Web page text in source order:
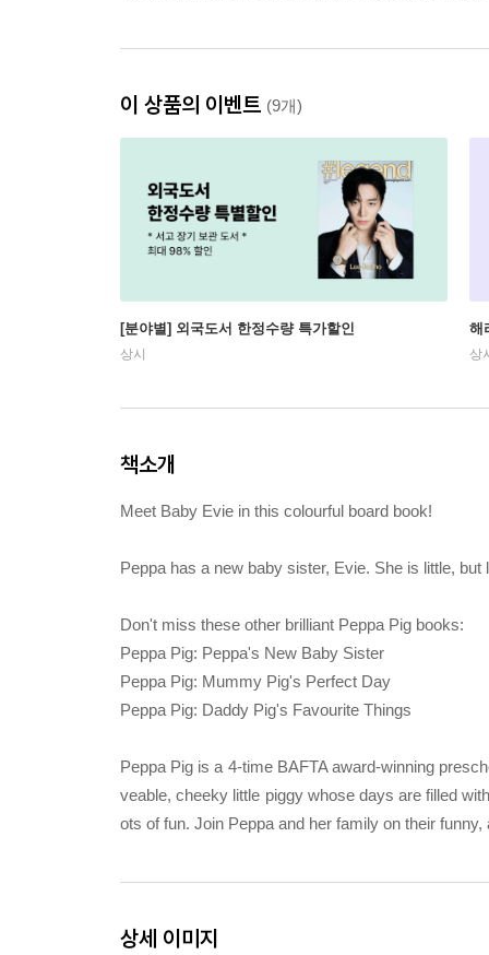
이 상품의 이벤트 (9개)
[분야별] 외국도서 한정수량 특가할인
상시
해
상
책소개
Meet Baby Evie in this colourful board book!
Peppa has a new baby sister, Evie. She is little,
Don't miss these other brilliant Peppa Pig books:
Peppa Pig: Peppa's New Baby Sister
Peppa Pig: Mummy Pig's Perfect Day
Peppa Pig: Daddy Pig's Favourite Things
Peppa Pig is a 4-time BAFTA award-winning
veable, cheeky little piggy whose days are filled
ots of fun. Join Peppa and her family on their
상세 이미지